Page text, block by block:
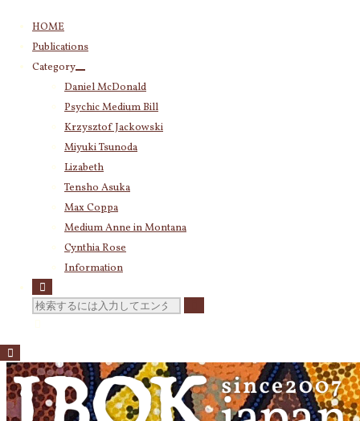
HOME
Publications
Category
Daniel McDonald
Psychic Medium Bill
Krzysztof Jackowski
Miyuki Tsunoda
Lizabeth
Tensho Asuka
Max Coppa
Medium Anne in Montana
Cynthia Rose
Information
検
象: